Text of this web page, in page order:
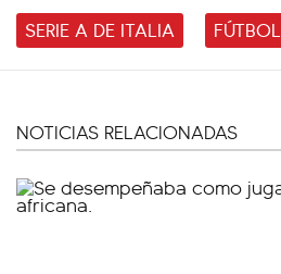
SERIE A DE ITALIA
FÚTBOL
NOTICIAS RELACIONADAS